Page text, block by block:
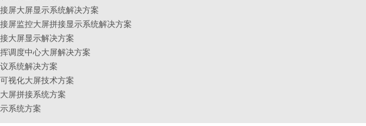
屏大屏显示系统解决方案
屏监控大屏拼接显示系统解决方案
大屏显示解决方案
调度中心大屏解决方案
系统解决方案
视化大屏技术方案
屏拼接系统方案
系统方案